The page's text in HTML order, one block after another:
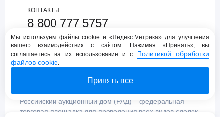
КОНТАКТЫ
8 800 777 5757
support@lot-online.ru
Техническая поддержка
Российский аукционный дом (РАД) – федеральная
торговая площадка для проведения всех видов сделок
Мы используем файлы cookie и «Яндекс.Метрика» для улучшения
вашего взаимодействия с сайтом. Нажимая «Принять», вы
соглашаетесь на их использование и с Политикой обработки
файлов cookie.
Принять все